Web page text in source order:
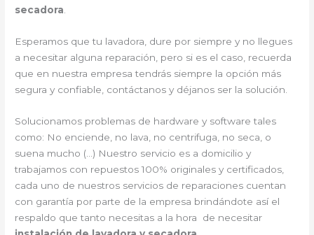
secadora
Esperamos que tu lavadora, dure por siempre y no llegues
a necesitar alguna reparación, pero si es el caso, recuerda
que en nuestra empresa tendrás siempre la opción más
segura y confiable, contáctanos y déjanos ser la solución.
Solucionamos problemas de hardware y software tales
como: No enciende, no lava, no centrifuga, no seca, o
suena mucho (…) Nuestro servicio es a domicilio y
trabajamos con repuestos 100% originales y certificados,
cada uno de nuestros servicios de reparaciones cuentan
con garantía por parte de la empresa brindándote así el
respaldo que tanto necesitas a la hora de necesitar